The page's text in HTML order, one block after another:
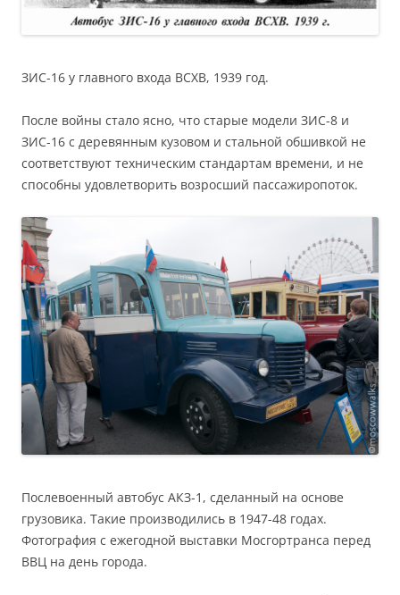
ЗИС-16 у главного входа ВСХВ, 1939 год.
После войны стало ясно, что старые модели ЗИС-8 и
ЗИС-16 с деревянным кузовом и стальной обшивкой не
соответствуют техническим стандартам времени, и не
способны удовлетворить возросший пассажиропоток.
Послевоенный автобус АКЗ-1, сделанный на основе
грузовика. Такие производились в 1947-48 годах.
Фотография с ежегодной выставки Мосгортранса перед
ВВЦ на день города.